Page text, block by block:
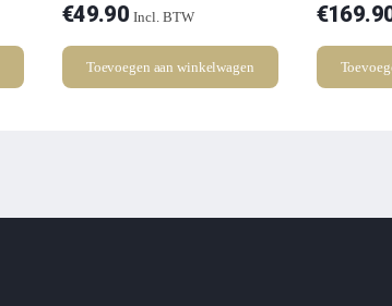
€49.90 Incl. BTW
Toevoegen aan winkelwagen
€